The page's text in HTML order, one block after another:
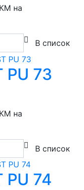
на
В список
PU 73
на
В список
PU 74